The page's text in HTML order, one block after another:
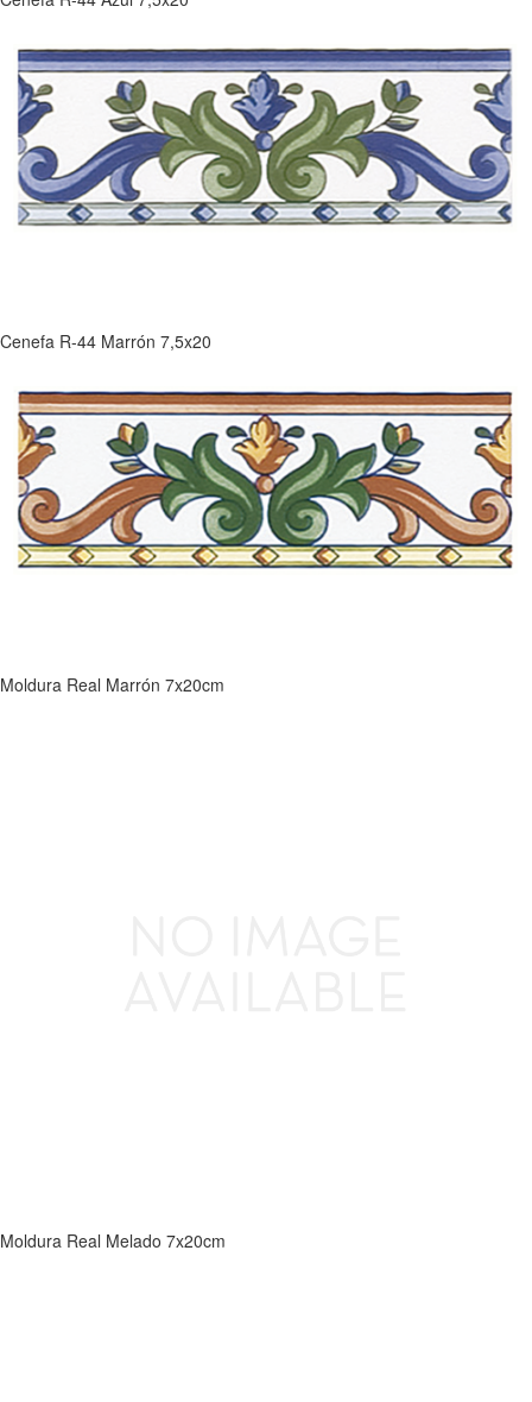
Cenefa R-44 Marrón 7,5x20
Moldura Real Marrón 7x20cm
Moldura Real Melado 7x20cm